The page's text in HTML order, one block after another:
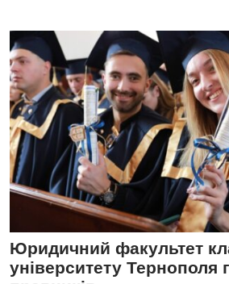
Юридичний факультет
університету Тернополя